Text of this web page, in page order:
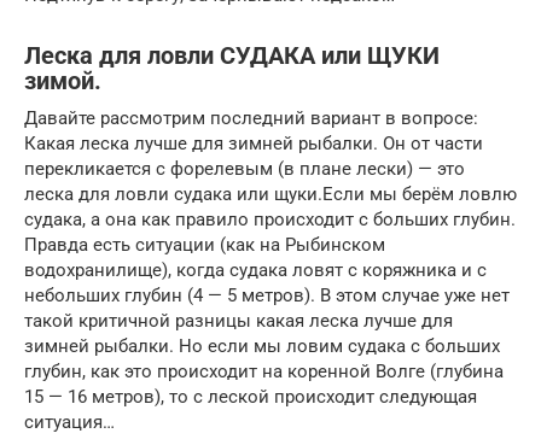
Леска для ловли СУДАКА или ЩУКИ
зимой.
Давайте рассмотрим последний вариант в вопросе:
Какая леска лучше для зимней рыбалки. Он от части
перекликается с форелевым (в плане лески) — это
леска для ловли судака или щуки.Если мы берём ловлю
судака, а она как правило происходит с больших глубин.
Правда есть ситуации (как на Рыбинском
водохранилище), когда судака ловят с коряжника и с
небольших глубин (4 — 5 метров). В этом случае уже нет
такой критичной разницы какая леска лучше для
зимней рыбалки. Но если мы ловим судака с больших
глубин, как это происходит на коренной Волге (глубина
15 — 16 метров), то с леской происходит следующая
ситуация…